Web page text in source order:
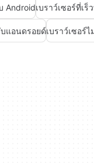
Androidเบราว์เซอร์ที่เ
แอนดรอยด์เบราว์เซอร์